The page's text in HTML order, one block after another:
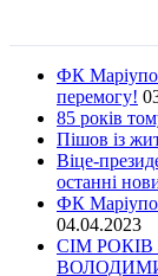
ФК
перемогу!
85 років
Пішов із
Віце-
останні
ФК
04.04.2023
СІМ